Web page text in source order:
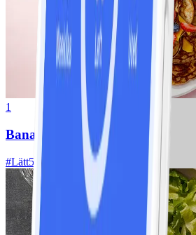
1
Bananpannkakor
#Lätt5 MIN